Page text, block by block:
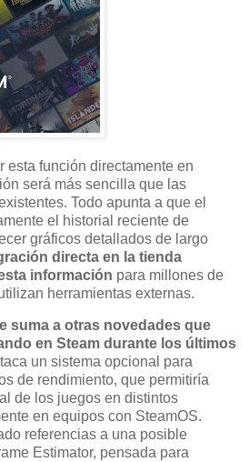
esta función directamente en
será más sencilla que las
Todo apunta a que el
el historial reciente de
gráficos detallados de largo
directa en la tienda
información para millones de
herramientas externas.
suma a otras novedades que
en Steam durante los últimos
un sistema opcional para
de rendimiento, que permitiría
de los juegos en distintos
en equipos con SteamOS.
referencias a una posible
Estimator, pensada para